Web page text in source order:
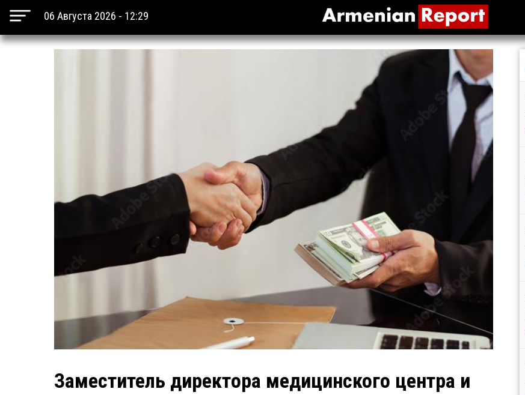
06 Августа 2026 - 12:29
Заместитель директора медицинского центра и